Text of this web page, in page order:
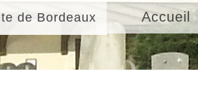
de Bordeaux Accueil